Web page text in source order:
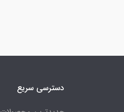
دسترسی سریع